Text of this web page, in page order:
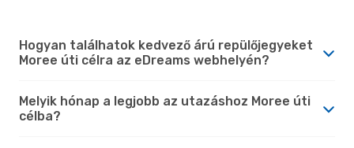
Hogyan találhatok kedvező árú repülőjegyeket
Moree úti célra az eDreams webhelyén?
Melyik hónap a legjobb az utazáshoz Moree úti
célba?